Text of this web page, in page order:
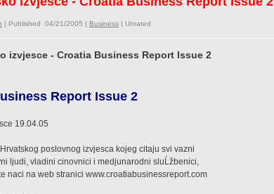
| Published 04/21/2005 | Business | Unrated
izvjesce - Croatia Business Report Issue 2
Report Issue 2
19.04.05
poslovnog izvjesca kojeg citaju svi vazni
ljudi, vladini cinovnici i medjunarodni sluĹžbenici,
naci na web stranici www.croatiabusinessreport.com